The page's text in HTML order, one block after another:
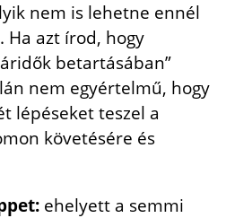
nem is lehetne ennél
Ha azt írod, hogy
betartásában”
nem egyértelmű, hogy
lépéseket teszel a
követésére és
ehelyett a semmi